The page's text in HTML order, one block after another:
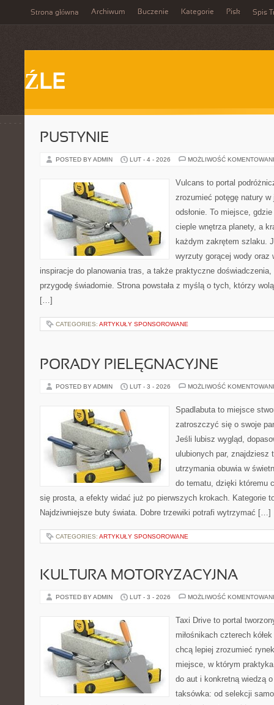
Strona główna Archiwum Buczenie Kategorie Pisk Spis
ŹLE
PUSTYNIE
POSTED BY ADMIN LUT - 4 - 2026 MOŻLIWOŚĆ
Vulcans to portal
zrozumieć potęgę natury w
odsłonie. To miejsce,
cieple wnętrza planety, a
każdym zakrętem szlaku.
wyrzuty gorącej wody oraz
inspiracje do planowania tras, a także praktyczne
przygodę świadomie. Strona powstała z myślą o tych, którzy
[…]
CATEGORIES: ARTYKUŁY SPONSOROWANE
PORADY PIELĘGNACYJNE
POSTED BY ADMIN LUT - 3 - 2026 MOŻLIWOŚĆ
Spadlabuta to miejsce
zatroszczyć się o swoje
Jeśli lubisz wygląd,
ulubionych par, znajdziesz
utrzymania obuwia w
do tematu, dzięki któremu
się prosta, a efekty widać już po pierwszych krokach. Kategorie
Najdziwniejsze buty świata. Dobre trzewiki potrafi wytrzymać […]
CATEGORIES: ARTYKUŁY SPONSOROWANE
KULTURA MOTORYZACYJNA
POSTED BY ADMIN LUT - 3 - 2026 MOŻLIWOŚĆ
Taxi Drive to portal
miłośnikach czterech
chcą lepiej zrozumieć
miejsce, w którym
do aut i konkretną wiedzą
taksówka: od selekcji